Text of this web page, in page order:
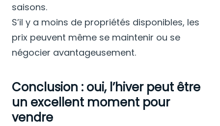
saisons.
S’il y a moins de propriétés disponibles, les
prix peuvent même se maintenir ou se
négocier avantageusement.
Conclusion : oui, l’hiver peut être
un excellent moment pour
vendre